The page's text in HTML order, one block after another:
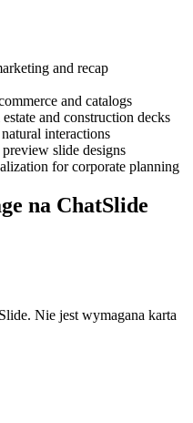
and recap
and catalogs
and construction decks
interactions
slide designs
for corporate planning
na ChatSlide
Nie jest wymagana karta